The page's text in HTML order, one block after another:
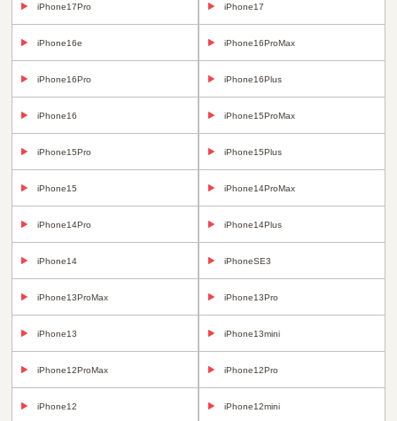
iPhone17Pro iPhone17
iPhone16e iPhone16ProMax
iPhone16Pro iPhone16Plus
iPhone16 iPhone15ProMax
iPhone15Pro iPhone15Plus
iPhone15 iPhone14ProMax
iPhone14Pro iPhone14Plus
iPhone14 iPhoneSE3
iPhone13ProMax iPhone13Pro
iPhone13 iPhone13mini
iPhone12ProMax iPhone12Pro
iPhone12 iPhone12mini